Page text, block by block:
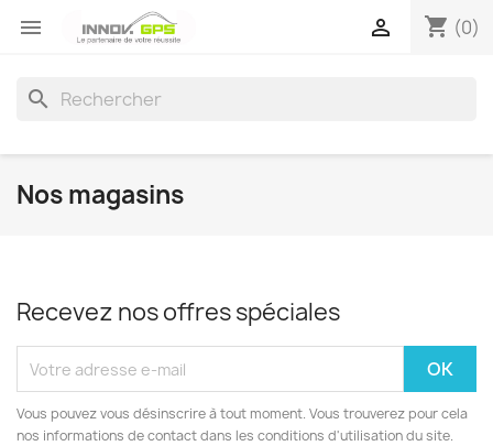
 shopping_cart (0)

search
Nos magasins
Recevez nos offres spéciales
Vous pouvez vous désinscrire à tout moment. Vous trouverez pour cela
nos informations de contact dans les conditions d'utilisation du site.